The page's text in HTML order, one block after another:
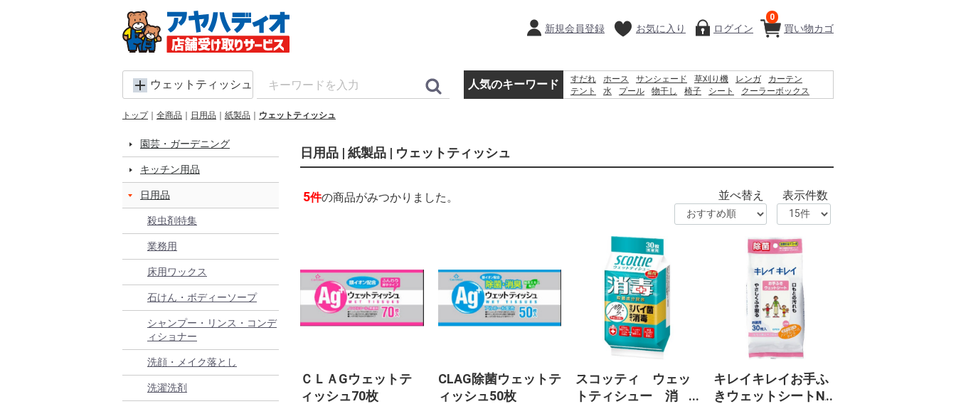
買い物カゴ
0
新規会員登録 お気に入り ログイン
ウェットティッシュ 人気のキーワード すだれ ホース サンシェード 草刈り機 レンガ
カーテン
テント
水 プール 物干し 椅子 シート
クーラーボックス
トップ 全商品 日用品 紙製品 ウェットティッシュ
園芸・ガーデニング
キッチン用品
日用品
殺虫剤特集
業務用
床用ワックス
石けん・ボディーソープ
シャンプー・リンス・コンデ
ィショナー
洗顔・メイク落とし
洗濯洗剤
日用品 | 紙製品 | ウェットティッシュ
5件の商品がみつかりました。 並べ替え 表示件数
ＣＬＡGウェットテ
ィッシュ70枚
CLAG除菌ウェットテ
ィッシュ50枚
スコッティ ウェッ
トティシュー 消
キレイキレイお手ふ
きウェットシートNA